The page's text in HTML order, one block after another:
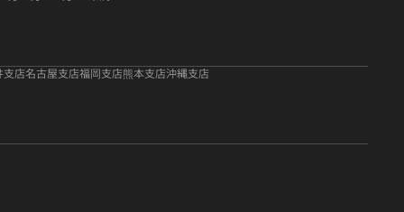
支店名古屋支店福岡支店熊本支店沖縄支店